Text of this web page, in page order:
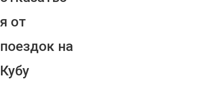
я от
поездок на
Кубу